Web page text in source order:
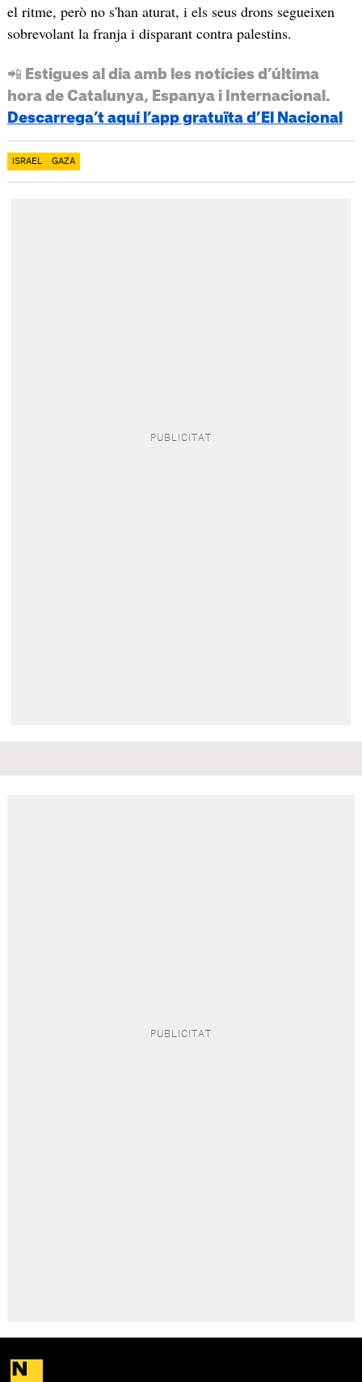
el ritme, però no s'han aturat, i els seus drons segueixen
sobrevolant la franja i disparant contra palestins.
📲 Estigues al dia amb les notícies d’última
hora de Catalunya, Espanya i Internacional.
Descarrega’t aquí l’app gratuïta d’El Nacional
ISRAEL GAZA